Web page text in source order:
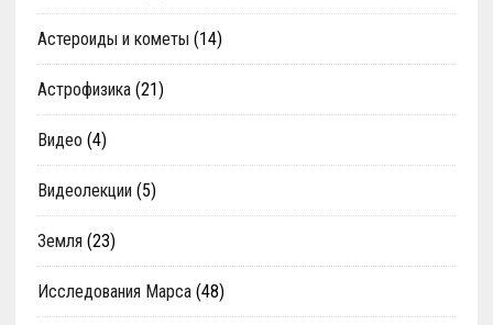
Астероиды и кометы (14)
Астрофизика(21)
Видео (4)
Видеолекции (5)
Земля (23)
Исследования Марса(48)